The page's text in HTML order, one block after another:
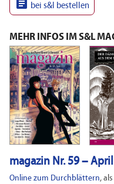
 bei s&l bestellen
MEHR INFOS IM S&L
magazin Nr. 59 –
Online zum Durchblättern, als